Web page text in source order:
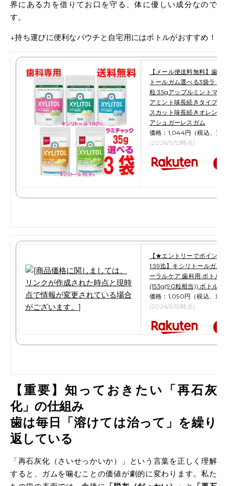
界にある力を借りてお口を守る、体に優しい成分なので
す。
↓持ち運びに便利なパウチと自宅用にはボトルがおすすめ！
【メール便送料無料】歯科
トールガム選べる3袋ラミ
粒 35gアップルミントマス
アミント味長続きタイプ
スカット味長続きオレンジ
アシュガーレスガム
価格：1,044円（税込、送
(2026/5/12時点)
【★エントリーでポイント
1:59迄】キシリトールガム
ーラルケア 歯科用 ボトル
(153g(90粒相当)) ボトルガ
価格：1,050円（税込、送
(2026/5/12時点)
【重要】知っておきたい「再石灰
化」の仕組み
歯は毎日「溶けては治って」を繰り
返している
「再石灰化（さいせっかいか）」という言葉を正しく理解
すると、ガムを噛むことの価値が劇的に変わります。私た